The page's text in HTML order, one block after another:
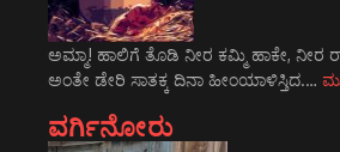
ಅಮ್ಮಾ! ಹಾಲಿಗೆ ತೊಡಿ ನೀರ ಕಮ್ಮಿ ಹಾಕೇ, ನೀರ
ಅಂತೇ ಡೇರಿ ಸಾತಕ್ಕ ದಿನಾ ಹೀಂಯಾಳಿಸ್ತಿದ.…
ವರ್ಗಿನೋರು